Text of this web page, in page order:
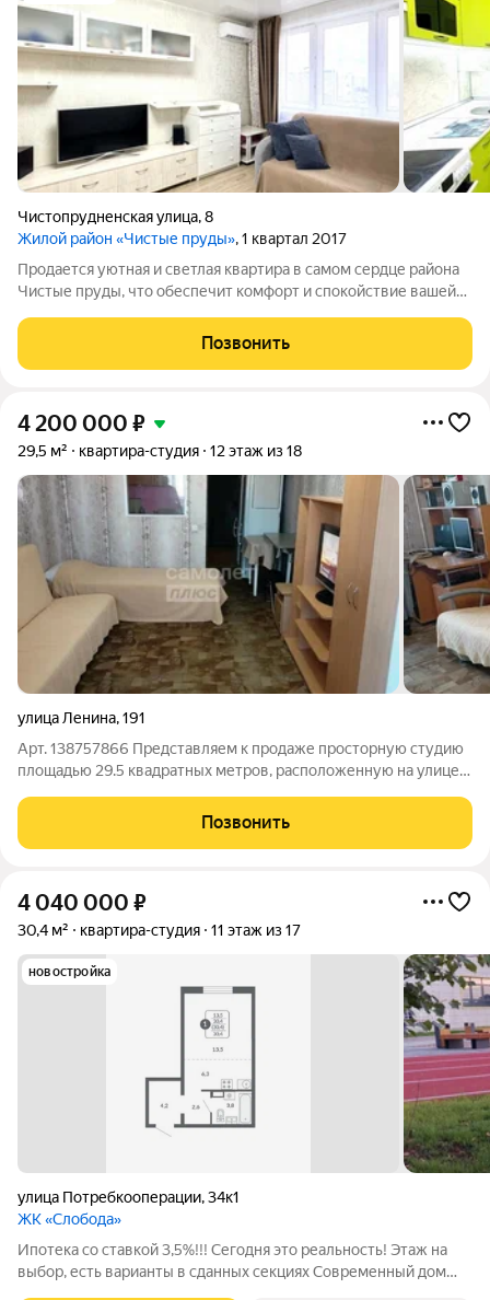
Чистопрудненская улица,8
Жилой район «Чистые пруды», 1 квартал 2017
Продается уютная и светлая квартира в самом сердце района
Чистые пруды, что обеспечит комфорт и спокойствие вашей
дома, из окон открывается изумительный вид на храм и на
район Чистых прудов. Эта
Позвонить
4 200 000 ₽
29,5 м² квартира-студия 12 этаж из 18
улица Ленина,191
Арт. 138757866 Представляем к продаже просторную студию
площадью 29.5 квадратных метров, расположенную на улице
прекрасную возможность для реализации ваших дизайнерских
идей, так как требует
Позвонить
4 040 000 ₽
30,4 м² квартира-студия 11 этаж из 17
новостройка
улица Потребкооперации,34к1
ЖК «Слобода»
Ипотека со ставкой 3,5%!!! Сегодня это реальность! Этаж на
выбор, есть варианты в сданных секциях Современный дом